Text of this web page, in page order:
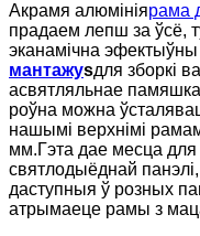
Акрамя алюмініярама
прадаем лепш за ўсё,
эканамічна
мантажуsдля зборкі
асвятляльнае
роўна можна
нашымі верхнімі
мм.Гэта дае месца для
святлодыёднай
даступныя ў розных
атрымаеце рамы з